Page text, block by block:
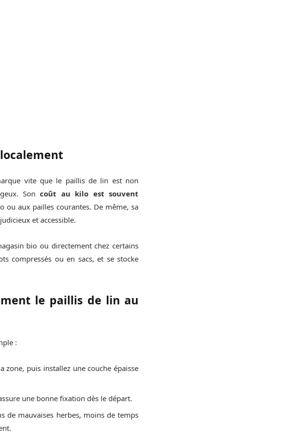
vite que le paillis de lin est non
Soncoût au kilo est souvent
ou aux pailles courantes. De même, sa
et accessible.
bio ou directement chez certains
compressés ou en sacs, et se stocke
le paillis de lin au
:
zone, puis installez une couche épaisse
une bonne fixation dès le départ.
de mauvaises herbes, moins de temps